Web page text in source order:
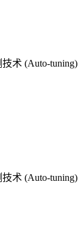
术 (Auto-tuning)
术 (Auto-tuning)